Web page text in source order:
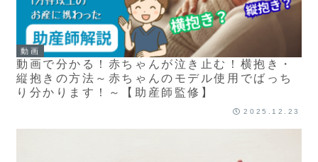
動画
動画で分かる！赤ちゃんが泣き止む！横抱き・
縦抱きの方法～赤ちゃんのモデル使用でばっち
り分かります！～【助産師監修】
2025.12.23